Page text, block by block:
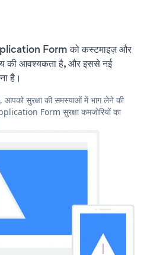
Form को कस्टमाइज़ और
की आवश्यकता है, और इससे नई
है।
सुरक्षा की समस्याओं में भाग लेने की
Form सुरक्षा कमजोरियों का